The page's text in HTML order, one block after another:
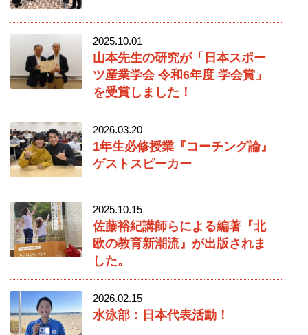
2025.10.01
山本先生の研究が「日本スポー
ツ産業学会 令和6年度 学会賞」
を受賞しました！
2026.03.20
1年生必修授業『コーチング論』
ゲストスピーカー
2025.10.15
佐藤裕紀講師らによる編著『北
欧の教育新潮流』が出版されま
した。
2026.02.15
水泳部：日本代表活動！